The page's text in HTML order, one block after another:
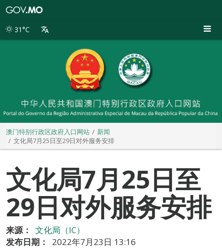
别
31°C
澳门特别行政区政府入口网站
新闻
文化局7月25日至29日对外服务安排
文化局7月25日至
29日对外服务安排
来源：
文化局（IC）
发布日期：
2022年7月23日 13:16